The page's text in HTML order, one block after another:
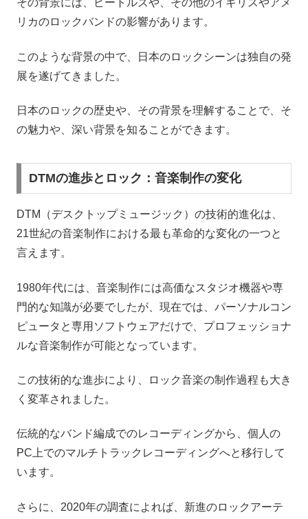
その背景には、ビートルズや、その他のイギリスやアメ
リカのロックバンドの影響があります。
このような背景の中で、日本のロックシーンは独自の発
展を遂げてきました。
日本のロックの歴史や、その背景を理解することで、そ
の魅力や、深い背景を知ることができます。
DTMの進歩とロック：音楽制作の変化
DTM（デスクトップミュージック）の技術的進化は、
21世紀の音楽制作における最も革命的な変化の一つと
言えます。
1980年代には、音楽制作には高価なスタジオ機器や専
門的な知識が必要でしたが、現在では、パーソナルコン
ピュータと専用ソフトウェアだけで、プロフェッショナ
ルな音楽制作が可能となっています。
この技術的な進歩により、ロック音楽の制作過程も大き
く変革されました。
伝統的なバンド編成でのレコーディングから、個人の
PC上でのマルチトラックレコーディングへと移行して
います。
さらに、2020年の調査によれば、新進のロックアーテ